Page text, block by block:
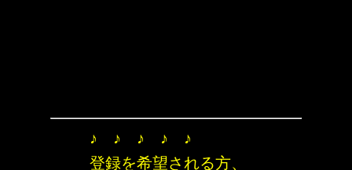
♪ ♪ ♪ ♪ ♪
登録を希望される方、